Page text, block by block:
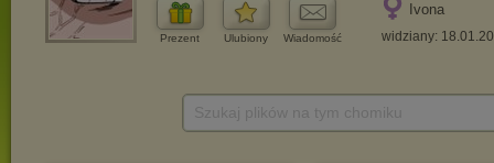
Prezent Ulubiony Wiadomość
Ivona
widziany: